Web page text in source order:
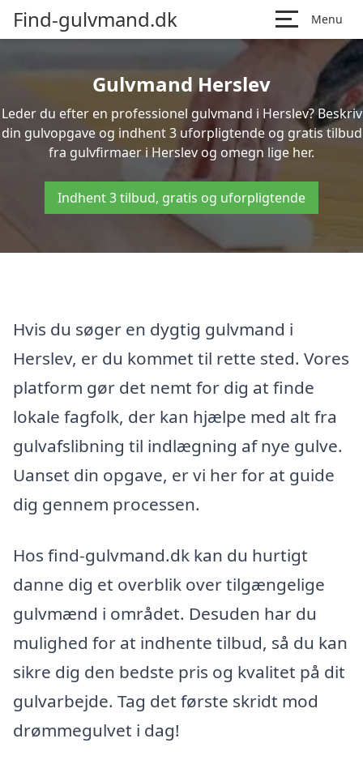
Find-gulvmand.dk Menu
Gulvmand Herslev
Leder du efter en professionel gulvmand i Herslev? Beskriv
din gulvopgave og indhent 3 uforpligtende og gratis tilbud
fra gulvfirmaer i Herslev og omegn lige her.
Indhent 3 tilbud, gratis og uforpligtende
Hvis du søger en dygtig gulvmand i
Herslev, er du kommet til rette sted. Vores
platform gør det nemt for dig at finde
lokale fagfolk, der kan hjælpe med alt fra
gulvafslibning til indlægning af nye gulve.
Uanset din opgave, er vi her for at guide
dig gennem processen.
Hos find-gulvmand.dk kan du hurtigt
danne dig et overblik over tilgængelige
gulvmænd i området. Desuden har du
mulighed for at indhente tilbud, så du kan
sikre dig den bedste pris og kvalitet på dit
gulvarbejde. Tag det første skridt mod
drømmegulvet i dag!